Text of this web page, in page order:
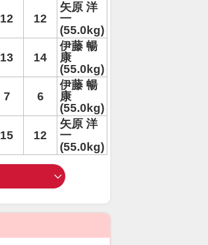
12 12
矢原 洋
一
(55.0kg)
13 14
伊藤 暢
康
(55.0kg)
7 6
伊藤 暢
康
(55.0kg)
15 12
矢原 洋
一
(55.0kg)